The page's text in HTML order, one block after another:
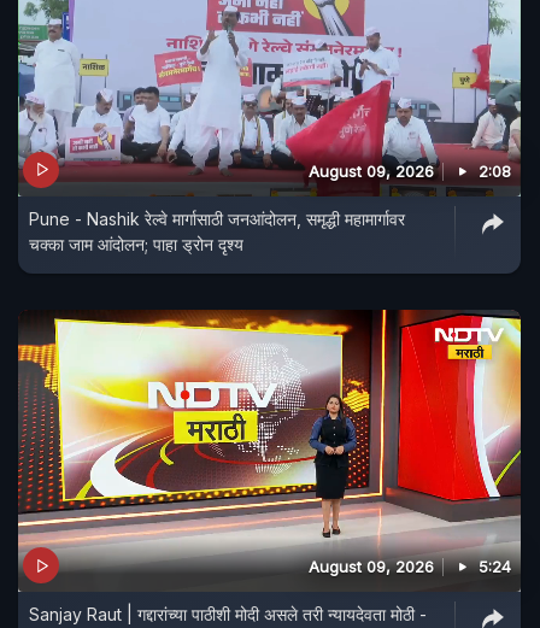
August 09, 2026 2:08
Pune - Nashik रेल्वे मार्गासाठी जनआंदोलन, समृद्धी महामार्गावर
चक्का जाम आंदोलन; पाहा ड्रोन दृश्य
August 09, 2026 5:24
Sanjay Raut | गद्दारांच्या पाठीशी मोदी असले तरी न्यायदेवता मोठी -